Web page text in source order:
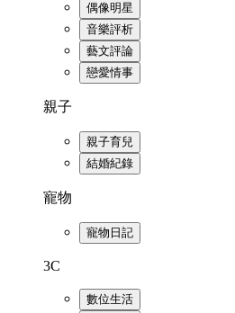
偶像明星
音樂評析
藝文評論
戀愛情事
親子
親子育兒
結婚紀錄
寵物
寵物日記
3C
數位生活